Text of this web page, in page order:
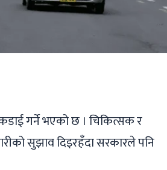
गर्ने भएको छ । चिकित्सक र
सुझाव दिइरहँदा सरकारले पनि